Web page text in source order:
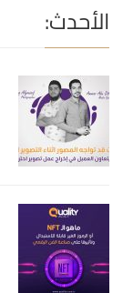
الأحدث: